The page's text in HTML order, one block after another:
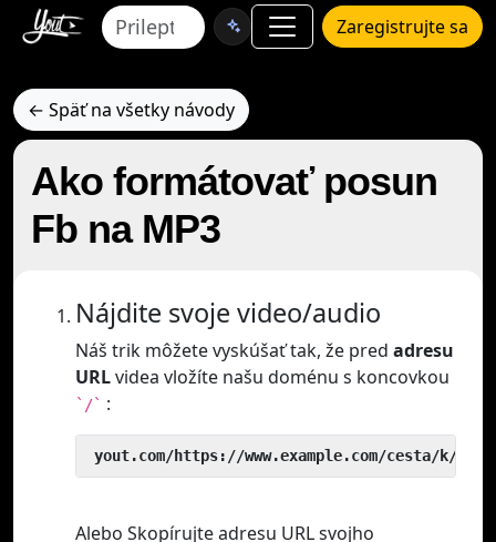
Zaregistrujte sa
← Späť na všetky návody
Ako formátovať posun
Fb na MP3
Nájdite svoje video/audio
Náš trik môžete vyskúšať tak, že pred adresu
URLvidea vložíte našu doménu s koncovkou
`/` :
yout.com/https://www.example.com/cesta/k/
Alebo Skopírujte adresu URL svojho